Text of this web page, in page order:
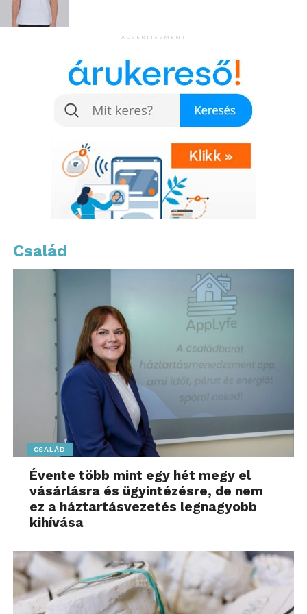
rutinba hozott apró változások mély hatással
lehetnek a kapcsolatokra is.
Végezetül, emlékezz arra, hogy a szexuális energia
nem csupán a fizikai vonzerőn alapszik, hanem azon
is, hogy mennyire vagy jelen az életedben, hogyan
kapcsolódsz másokhoz. Pár apró napi rituálé vagy
vihetnek a mindennapokba. Éld meg a pillanatot és
lépj ki a megszokott keretek közül!
További friss híreket talál a www.sziamaci.hu
főoldalán! Kövesse a technológiai híreket és
csatlakozzon hozzánk a
ADVERTISEMENT
Család
CSALÁD
Évente több mint egy hét megy el
vásárlásra és ügyintézésre, de nem
ez a háztartásvezetés legnagyobb
kihívása